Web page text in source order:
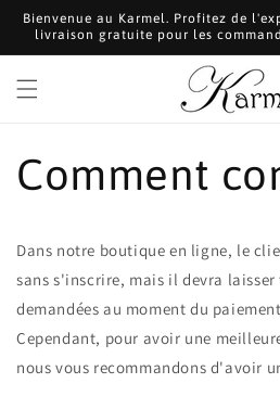
passer
au
Bienvenue au Karmel. Profitez de
livraison gratuite pour les
Comment
Dans notre boutique en ligne, le
sans s'inscrire, mais il devra
demandées au moment du
Cependant, pour avoir une
nous vous recommandons d'avoir